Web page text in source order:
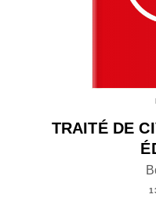
TRAITÉ DE